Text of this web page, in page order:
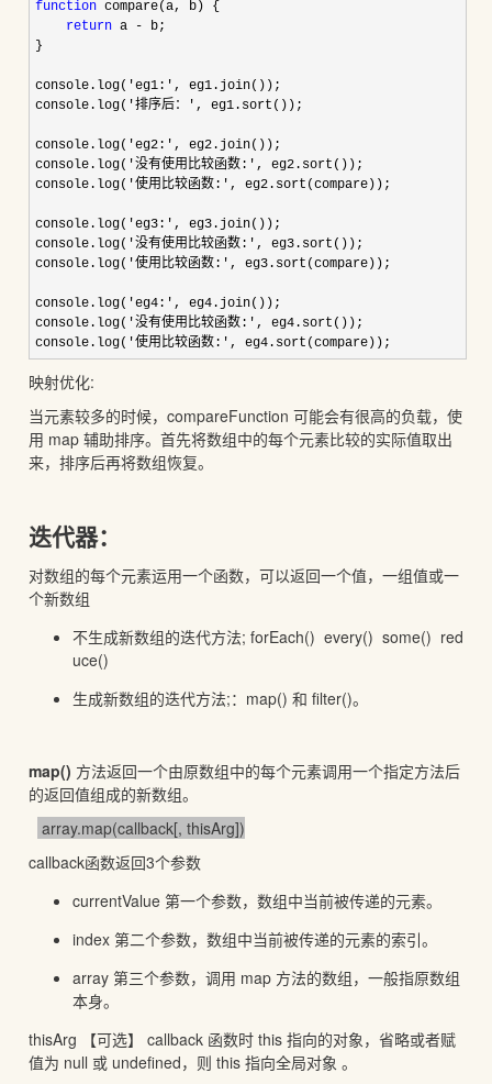
function compare(a, b) {
return a - b;
}
console.log( 'eg1:' , eg1.join());
console.log( '排序后：' , eg1.sort());
console.log( 'eg2:' , eg2.join());
console.log( '没有使用比较函数:' , eg2.sort());
console.log( '使用比较函数:' , eg2.sort(compare));
console.log( 'eg3:' , eg3.join());
console.log( '没有使用比较函数:' , eg3.sort());
console.log( '使用比较函数:' , eg3.sort(compare));
console.log( 'eg4:' , eg4.join());
console.log( '没有使用比较函数:' , eg4.sort());
console.log( '使用比较函数:', eg4.sort(compare));
映射优化:
当元素较多的时候，compareFunction 可能会有很高的负载，使
用 map 辅助排序。首先将数组中的每个元素比较的实际值取出
来，排序后再将数组恢复。
迭代器：
对数组的每个元素运用一个函数，可以返回一个值，一组值或一
个新数组
不生成新数组的迭代方法; forEach() every() some() red
uce()
生成新数组的迭代方法;：map() 和 filter()。
map() 方法返回一个由原数组中的每个元素调用一个指定方法后
的返回值组成的新数组。
array.map(callback[, thisArg])
callback函数返回3个参数
currentValue 第一个参数，数组中当前被传递的元素。
index 第二个参数，数组中当前被传递的元素的索引。
array 第三个参数，调用 map 方法的数组，一般指原数组
本身。
thisArg 【可选】 callback 函数时 this 指向的对象，省略或者赋
值为 null 或 undefined，则 this 指向全局对象 。